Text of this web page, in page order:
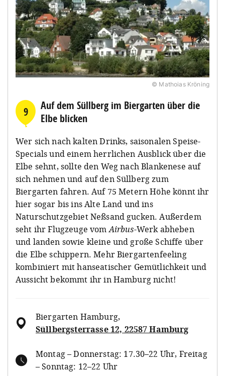
© Mathoias Kröning
9
Auf dem Süllberg im Biergarten über die
Elbe blicken
Wer sich nach kalten Drinks, saisonalen Speise-
Specials und einem herrlichen Ausblick über die
Elbe sehnt, sollte den Weg nach Blankenese auf
sich nehmen und auf den Süllberg zum
Biergarten fahren. Auf 75 Metern Höhe könnt ihr
hier sogar bis ins Alte Land und ins
Naturschutzgebiet Neßsand gucken. Außerdem
seht ihr Flugzeuge vomAirbus-Werk abheben
und landen sowie kleine und große Schiffe über
die Elbe schippern. Mehr Biergartenfeeling
kombiniert mit hanseatischer Gemütlichkeit und
Aussicht bekommt ihr in Hamburg nicht!
Biergarten Hamburg,
Süllbergsterrasse 12, 22587 Hamburg
Montag – Donnerstag: 17.30–22 Uhr, Freitag
– Sonntag: 12–22 Uhr